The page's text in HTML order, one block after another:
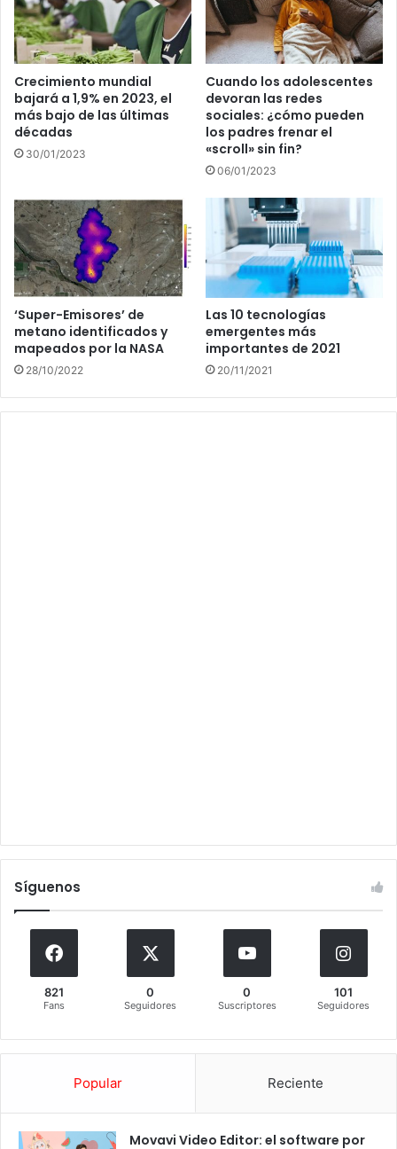
Crecimiento mundial
bajará a 1,9% en 2023, el
más bajo de las últimas
décadas
30/01/2023
Cuando los adolescentes
devoran las redes
sociales: ¿cómo pueden
los padres frenar el
«scroll» sin fin?
06/01/2023
‘Super-Emisores’ de
metano identificados y
mapeados por la NASA
28/10/2022
Las 10 tecnologías
emergentes más
importantes de 2021
20/11/2021
Síguenos
821
Fans
0
Seguidores
0
Suscriptores
101
Seguidores
Popular Reciente
Movavi Video Editor: el software por